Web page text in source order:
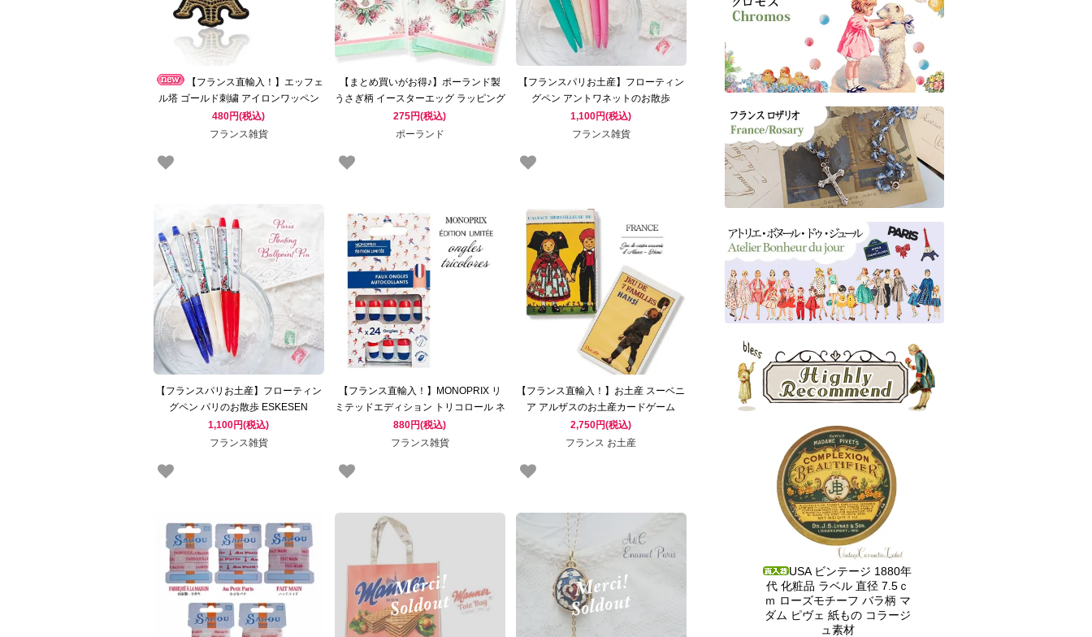
【フランス直輸入！】エッフェ
ル塔 ゴールド刺繍 アイロンワッペン
フランス 刺繍ワッペン │ Ecusson
brode
480円(税込)
フランス雑貨
【まとめ買いがお得♪】ポーランド製
うさぎ柄 イースターエッグ ラッピング
袋セット 【復活祭 パーティ雑貨 イー
スターエッグ 】
275円(税込)
ポーランド
【フランスパリお土産】フローティン
グペン アントワネットのお散歩
ESKESEN Floating Pen（クラシック
マリー・アントワネット エッフェル塔
1,100円(税込)
フランス雑貨
【フランスパリお土産】フローティン
グペン パリのお散歩 ESKESEN
Floating Pen（Paris スクーター 猫 エ
ッフェル塔 凱旋門 マカロン エールフ
1,100円(税込)
フランス雑貨
【フランス直輸入！】MONOPRIX リ
ミテッドエディション トリコロール ネ
イルチップ 付け爪セット フランス パ
リ お土産 （オリンピック 競技
880円(税込)
フランス雑貨
【フランス直輸入！】お土産 スーベニ
ア アルザスのお土産カードゲーム
Hansi ハンジ ハンシ アンシ ジャン-ジ
ャック・ヴァルツ（7つの家族）
2,750円(税込)
フランス お土産
USA ビンテージ 1880年
代 化粧品 ラベル 直径 7.5ｃ
ｍ ローズモチーフ バラ柄 マ
ダム ピヴェ 紙もの コラージ
ュ素材